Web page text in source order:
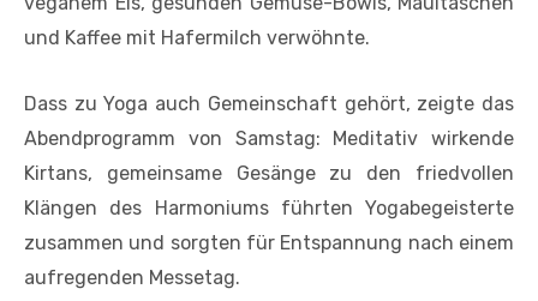
und Kaffee mit Hafermilch verwöhnte.
Dass zu Yoga auch Gemeinschaft gehört, zeigte das
Abendprogramm von Samstag: Meditativ wirkende
Kirtans, gemeinsame Gesänge zu den friedvollen
Klängen des Harmoniums führten Yogabegeisterte
zusammen und sorgten für Entspannung nach einem
aufregenden Messetag.